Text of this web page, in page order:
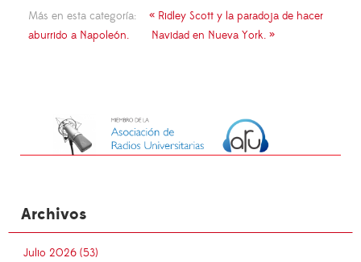
Más en esta categoría:
« Ridley Scott y la paradoja de hacer
aburrido a Napoleón.
Navidad en Nueva York. »
Archivos
Julio 2026 (53)